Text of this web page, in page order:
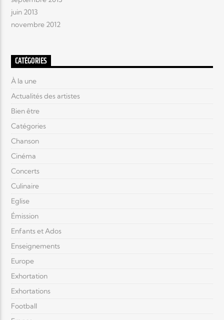
juin 2013
novembre 2012
CATÉGORIES
À la une
Actualités des artistes
Bien être
Catégories
Chanson
Cinéma
Concerts
Culinaire
Eglise
Émission
Enfants et Ados
Enseignements
Europe
Exhortation
Exhortations
Football